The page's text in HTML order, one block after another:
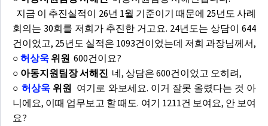
지금 이 추진실적이 26년 1월 기준이기 때문에 25년도 사례
회의는 30회를 저희가 추진한 거고요. 24년도는 상담이 644
건이었고, 25년도 실적은 1093건이었는데 저희 과장님께서,
○ 허상욱 위원 600건이요?
○ 아동지원팀장 서해진 네, 상담은 600건이었고 오히려,
○허상욱 위원 여기로 와보세요. 이거 잘못 올렸다는 것 아
니에요, 이때 업무보고 할 때도. 여기 1211건 보여요, 안 보여
요?